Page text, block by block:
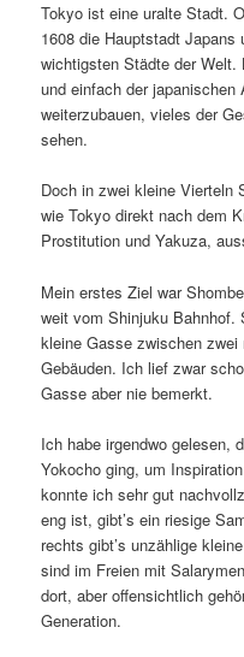
Tokyo ist eine uralte Stadt.
1608 die Hauptstadt
wichtigsten Städte der Welt.
und einfach der
weiterzubauen, vieles der
sehen.
Doch in zwei kleine Vierteln
wie Tokyo direkt nach dem
Prostitution und Yakuza,
Mein erstes Ziel war
weit vom Shinjuku Bahnhof.
kleine Gasse zwischen zwei
Gebäuden. Ich lief zwar
Gasse aber nie bemerkt.
Ich habe irgendwo gelesen,
Yokocho ging, um
konnte ich sehr gut
eng ist, gibt’s ein riesige
rechts gibt’s unzählige
sind im Freien mit
dort, aber offensichtlich
Generation.